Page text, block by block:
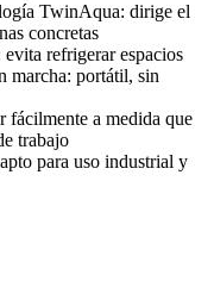
TwinAqua: dirige el
concretas
refrigerar espacios
marcha: portátil, sin
fácilmente a medida que
trabajo
para uso industrial y